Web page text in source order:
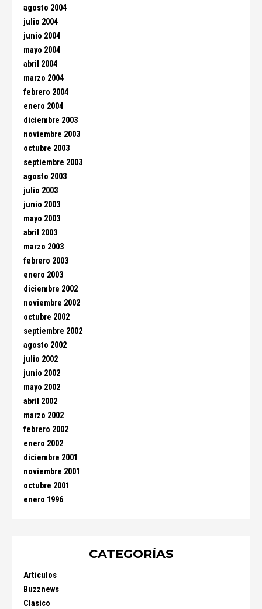
agosto 2004
julio 2004
junio 2004
mayo 2004
abril 2004
marzo 2004
febrero 2004
enero 2004
diciembre 2003
noviembre 2003
octubre 2003
septiembre 2003
agosto 2003
julio 2003
junio 2003
mayo 2003
abril 2003
marzo 2003
febrero 2003
enero 2003
diciembre 2002
noviembre 2002
octubre 2002
septiembre 2002
agosto 2002
julio 2002
junio 2002
mayo 2002
abril 2002
marzo 2002
febrero 2002
enero 2002
diciembre 2001
noviembre 2001
octubre 2001
enero 1996
CATEGORÍAS
Articulos
Buzznews
Clasico